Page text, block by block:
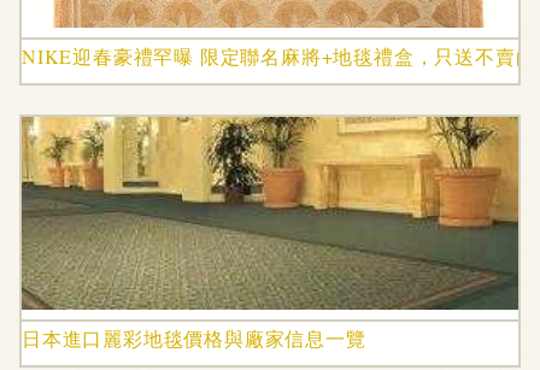
NIKE迎春豪禮罕曝 限定聯名麻將+地毯禮盒，只送不賣
日本進口麗彩地毯價格與廠家信息一覽